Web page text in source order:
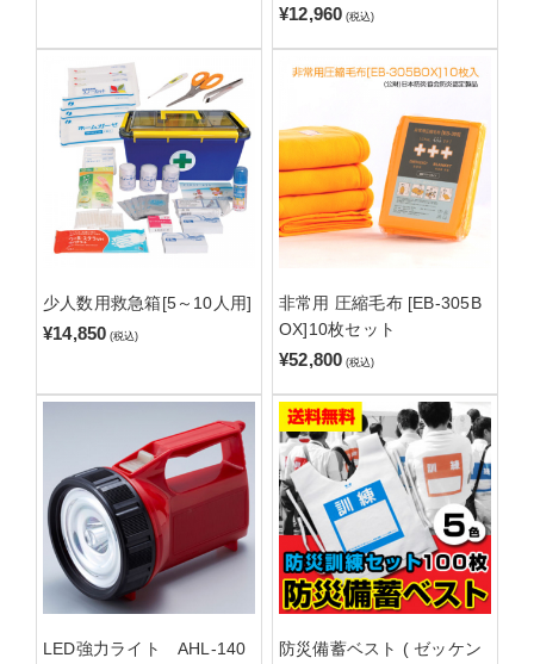
¥12,960 (税込)
少人数用救急箱[5～10人用]
¥14,850 (税込)
非常用 圧縮毛布 [EB-305B
OX]10枚セット
¥52,800 (税込)
LED強力ライト AHL-140
防災備蓄ベスト ( ゼッケン